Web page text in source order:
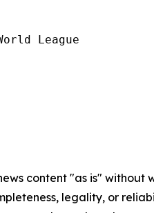
League
content "as is"
legality, or